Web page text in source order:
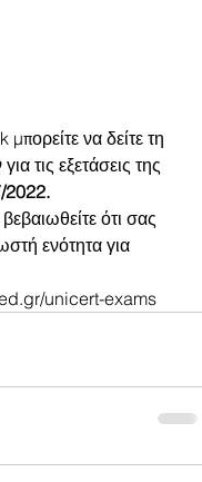
να δείτε τη
τις εξετάσεις της
2022.
ότι σας
ενότητα για
unicert-exams